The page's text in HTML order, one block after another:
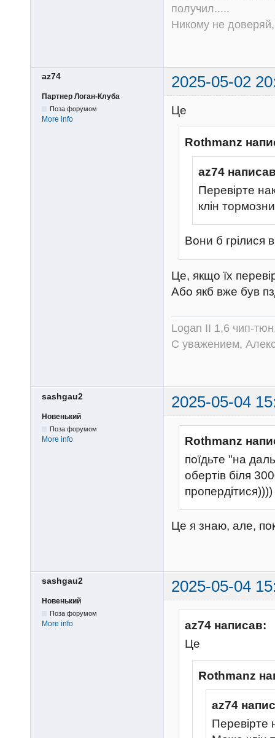
получил.....
Никому не
az74 2025-05-02
Партнер Логан-Клуба
Поза форумом
More info
Це
Rothmanz
az74
Перевірте
клін
Вони б грілися
Це, якщо їх
Або якб вже був
Logan II 1,6 чип-
С уважением,
sashgau2 2025-05-04
Новенький
Поза форумом
More info
Rothmanz
поїдьте "на
обертів біля
пропердітися))))
Це я знаю, але,
sashgau2 2025-05-04
Новенький
Поза форумом
More info
az74 написав:
Це
Rothmanz
az74
Перевірте